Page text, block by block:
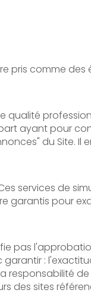
pris comme des
qualité
ayant pour
du Site. Il
services de
garantis pour
pas
:
responsabilité de
des sites